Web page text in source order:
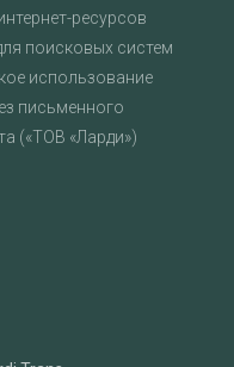
ресурсов
поисковых систем
использование
письменного
(«ТОВ «Ларди»)